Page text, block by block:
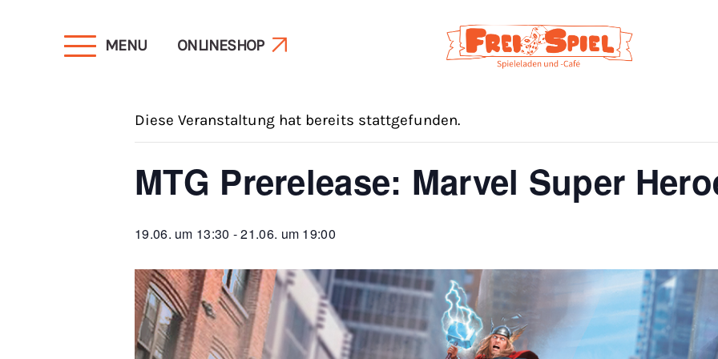
MENU
ONLINESHOP
Diese Veranstaltung hat bereits stattgefunden.
MTG Prerelease: Marvel Super
19.06. um 13:30 -21.06. um 19:00